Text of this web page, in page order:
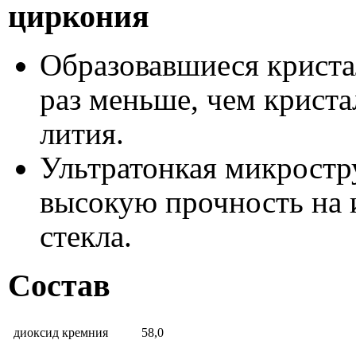
циркония
Образовавшиеся
раз меньше, чем
лития.
Ультратонкая
высокую прочность на
стекла.
Состав
диоксид кремния 58,0